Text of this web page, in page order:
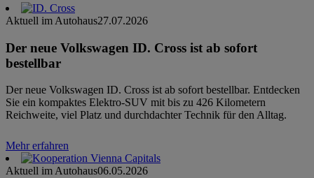
Aktuell im Autohaus27.07.2026
Der neue Volkswagen ID. Cross ist ab sofort
bestellbar
Der neue Volkswagen ID. Cross ist ab sofort bestellbar. Entdecken
Sie ein kompaktes Elektro-SUV mit bis zu 426 Kilometern
Reichweite, viel Platz und durchdachter Technik für den Alltag.
Mehr erfahren
Aktuell im Autohaus06.05.2026